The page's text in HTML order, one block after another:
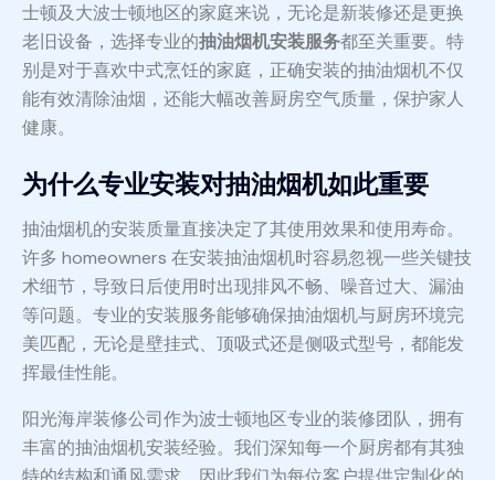
士顿及大波士顿地区的家庭来说，无论是新装修还是更换
老旧设备，选择专业的抽油烟机安装服务都至关重要。特
别是对于喜欢中式烹饪的家庭，正确安装的抽油烟机不仅
能有效清除油烟，还能大幅改善厨房空气质量，保护家人
健康。
为什么专业安装对抽油烟机如此重要
抽油烟机的安装质量直接决定了其使用效果和使用寿命。
许多 homeowners 在安装抽油烟机时容易忽视一些关键技
术细节，导致日后使用时出现排风不畅、噪音过大、漏油
等问题。专业的安装服务能够确保抽油烟机与厨房环境完
美匹配，无论是壁挂式、顶吸式还是侧吸式型号，都能发
挥最佳性能。
阳光海岸装修公司作为波士顿地区专业的装修团队，拥有
丰富的抽油烟机安装经验。我们深知每一个厨房都有其独